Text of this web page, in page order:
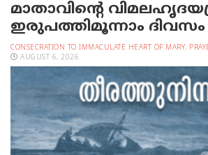
മാതാവിന്റെ
ഇരുപത്തിമൂന്നാം ദിവസം
CONSECRATION TO IMMACULATE HEART OF MARY,
AUGUST 6, 2026